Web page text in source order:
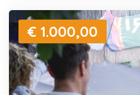
€ 1.000,00